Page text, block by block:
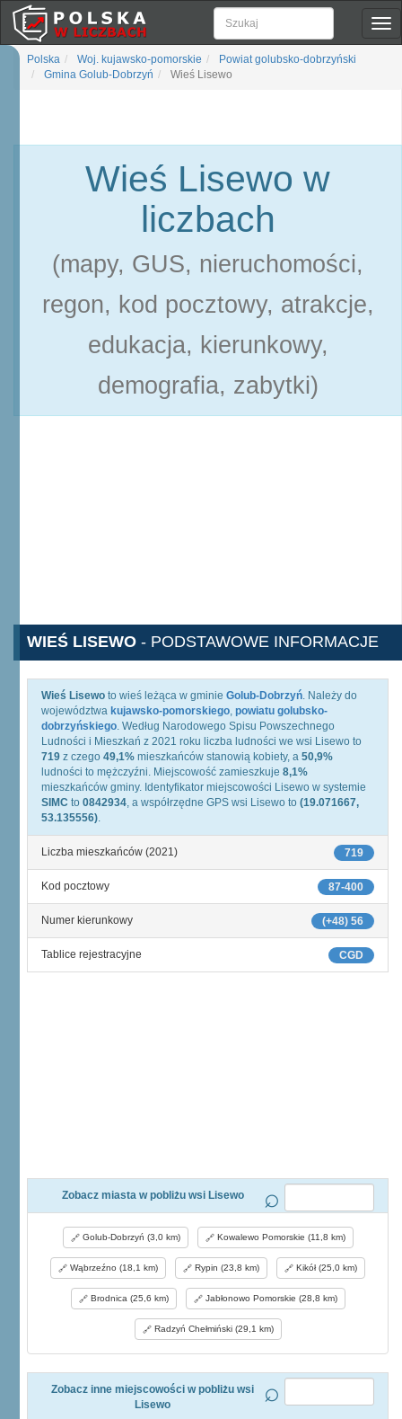
Polska Woj. kujawsko-pomorskie
Powiat golubsko-dobrzyński
Gmina Golub-Dobrzyń
Wieś Lisewo
Wieś Lisewo w
liczbach
(mapy, GUS, nieruchomości,
regon, kod pocztowy, atrakcje,
edukacja, kierunkowy,
demografia, zabytki)
WIEŚ LISEWO - PODSTAWOWE INFORMACJE
Wieś Lisewo to wieś leżąca w gminie Golub-Dobrzyń. Należy do
województwa kujawsko-pomorskiego, powiatu golubsko-
dobrzyńskiego. Według Narodowego Spisu Powszechnego
Ludności i Mieszkań z 2021 roku liczba ludności we wsi Lisewo to
719 z czego 49,1% mieszkańców stanowią kobiety, a 50,9%
ludności to mężczyźni. Miejscowość zamieszkuje 8,1%
mieszkańców gminy. Identyfikator miejscowości Lisewo w systemie
SIMC to 0842934, a współrzędne GPS wsi Lisewo to (19.071667,
53.135556).
719
Liczba mieszkańców (2021)
87-400
Kod pocztowy
(+48) 56
Numer kierunkowy
CGD
Tablice rejestracyjne
Zobacz miasta w pobliżu wsi Lisewo
Golub-Dobrzyń (3,0 km) Kowalewo Pomorskie (11,8 km)
Wąbrzeźno (18,1 km) Rypin (23,8 km) Kikół (25,0 km)
Brodnica (25,6 km) Jabłonowo Pomorskie (28,8 km)
Radzyń Chełmiński (29,1 km)
Zobacz inne miejscowości w pobliżu wsi
Lisewo